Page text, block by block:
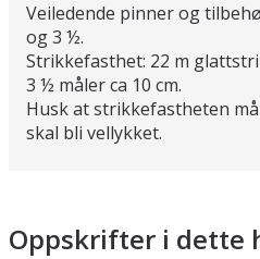
Veiledende pinner og
og 3 ½.
Strikkefasthet: 22 m
3 ½ måler ca 10 cm.
Husk at strikkefastheten
skal bli vellykket.
Oppskrifter i dette